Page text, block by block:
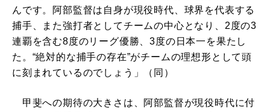
んです。阿部監督は自身が現役時代、球界を代表する
捕手、また強打者としてチームの中心となり、2度の3
連覇を含む8度のリーグ優勝、3度の日本一を果たし
た。“絶対的な捕手の存在”がチームの理想形として頭
に刻まれているのでしょう」（同）
甲斐への期待の大きさは、阿部監督が現役時代に付